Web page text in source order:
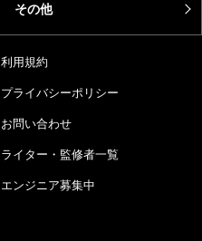
その他
利用規約
プライバシーポリシー
お問い合わせ
ライター・監修者一覧
エンジニア募集中